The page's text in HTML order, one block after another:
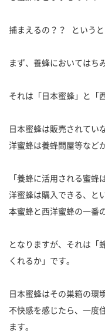
捕まえるの？？ というと
まず、養蜂においてはち
それは「日本蜜蜂」と「
日本蜜蜂は販売されてい
洋蜜蜂は養蜂問屋等など
「養蜂に活用される蜜
洋蜜蜂は購入できる、と
本蜜蜂と西洋蜜蜂の一番
となりますが、それは「
くれるか」です。
日本蜜蜂はその巣箱の環
不快感を感じたら、一度
ます。